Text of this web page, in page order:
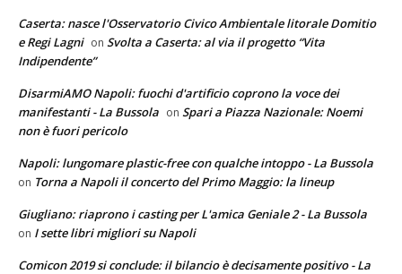
Caserta: nasce l'Osservatorio Civico Ambientale litorale Domitio
e Regi Lagni on Svolta a Caserta: al via il progetto “Vita
Indipendente”
DisarmiAMO Napoli: fuochi d'artificio coprono la voce dei
manifestanti - La Bussola on Spari a Piazza Nazionale: Noemi
non è fuori pericolo
Napoli: lungomare plastic-free con qualche intoppo - La Bussola
on Torna a Napoli il concerto del Primo Maggio: la lineup
Giugliano: riaprono i casting per L'amica Geniale 2 - La Bussola
on I sette libri migliori su Napoli
Comicon 2019 si conclude: il bilancio è decisamente positivo - La